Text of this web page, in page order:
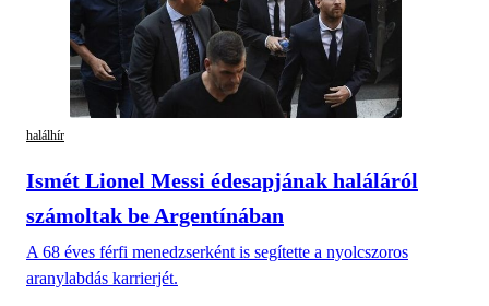
halálhír
Ismét Lionel Messi édesapjának haláláról
számoltak be Argentínában
A 68 éves férfi menedzserként is segítette a nyolcszoros
aranylabdás karrierjét.